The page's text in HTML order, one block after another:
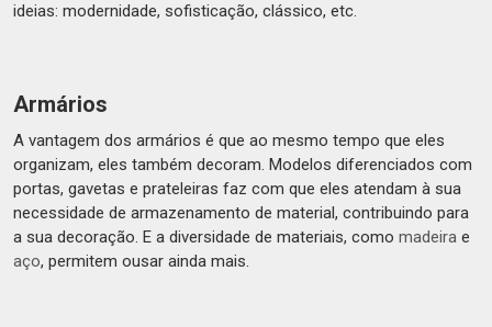
ideias: modernidade, sofisticação, clássico, etc.
Armários
A vantagem dos armários é que ao mesmo tempo que eles
organizam, eles também decoram. Modelos diferenciados com
portas, gavetas e prateleiras faz com que eles atendam à sua
necessidade de armazenamento de material, contribuindo para
a sua decoração. E a diversidade de materiais, como madeira e
aço, permitem ousar ainda mais.